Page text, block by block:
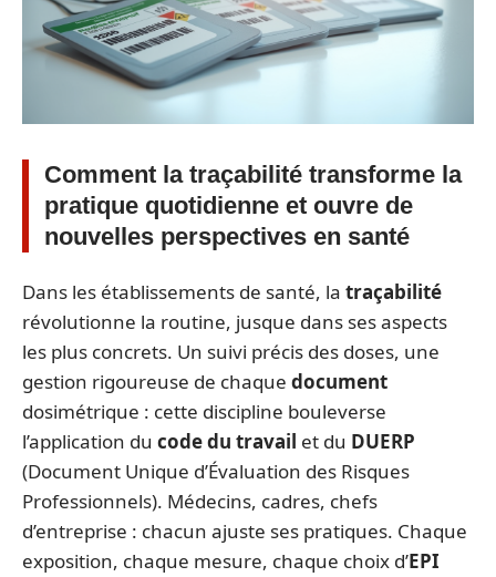
Comment la traçabilité transforme la
pratique quotidienne et ouvre de
nouvelles perspectives en santé
Dans les établissements de santé, la traçabilité
révolutionne la routine, jusque dans ses aspects
les plus concrets. Un suivi précis des doses, une
gestion rigoureuse de chaque document
dosimétrique : cette discipline bouleverse
l’application du code du travail et du DUERP
(Document Unique d’Évaluation des Risques
Professionnels). Médecins, cadres, chefs
d’entreprise : chacun ajuste ses pratiques. Chaque
exposition, chaque mesure, chaque choix d’EPI